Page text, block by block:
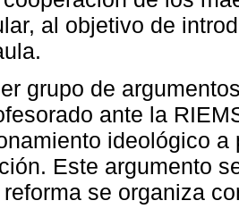
al objetivo de
grupo de
ante la
ideológico
Este argumento
se organiza